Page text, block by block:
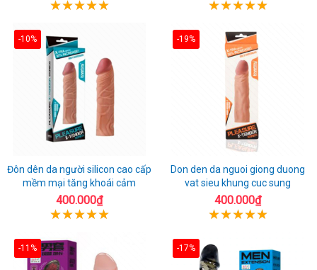
-10%
Đôn dên da người silicon cao cấp
mềm mại tăng khoái cảm
400.000₫
-19%
Don den da nguoi giong duong
vat sieu khung cuc sung
400.000₫
-11% -17%